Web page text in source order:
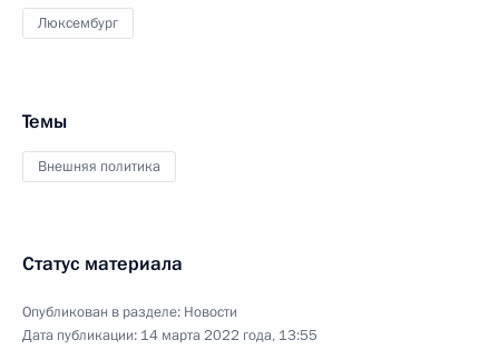
Люксембург
Темы
Внешняя политика
Статус материала
Опубликован в разделе: Новости
Дата публикации: 14 марта 2022 года, 13:55